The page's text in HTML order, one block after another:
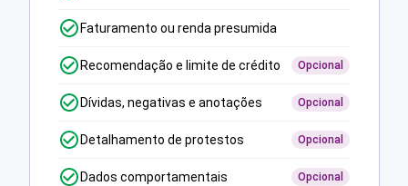
Faturamento ou renda presumida
Recomendação e limite de crédito Opcional
Dívidas, negativas e anotações Opcional
Detalhamento de protestos Opcional
Dados comportamentais Opcional